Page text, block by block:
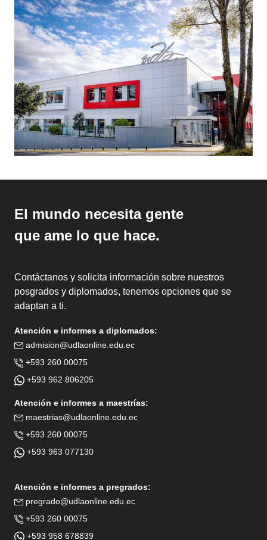
El mundo necesita gente
que ame lo que hace.
Contáctanos y solicita información sobre nuestros
posgrados y diplomados, tenemos opciones que se
adaptan a ti.
Atención e informes a diplomados:
admision@udlaonline.edu.ec
+593 260 00075
+593 962 806205
Atención e informes a maestrías:
maestrias@udlaonline.edu.ec
+593 260 00075
+593 963 077130
Atención e informes a pregrados:
pregrado@udlaonline.edu.ec
+593 260 00075
+593 958 678839